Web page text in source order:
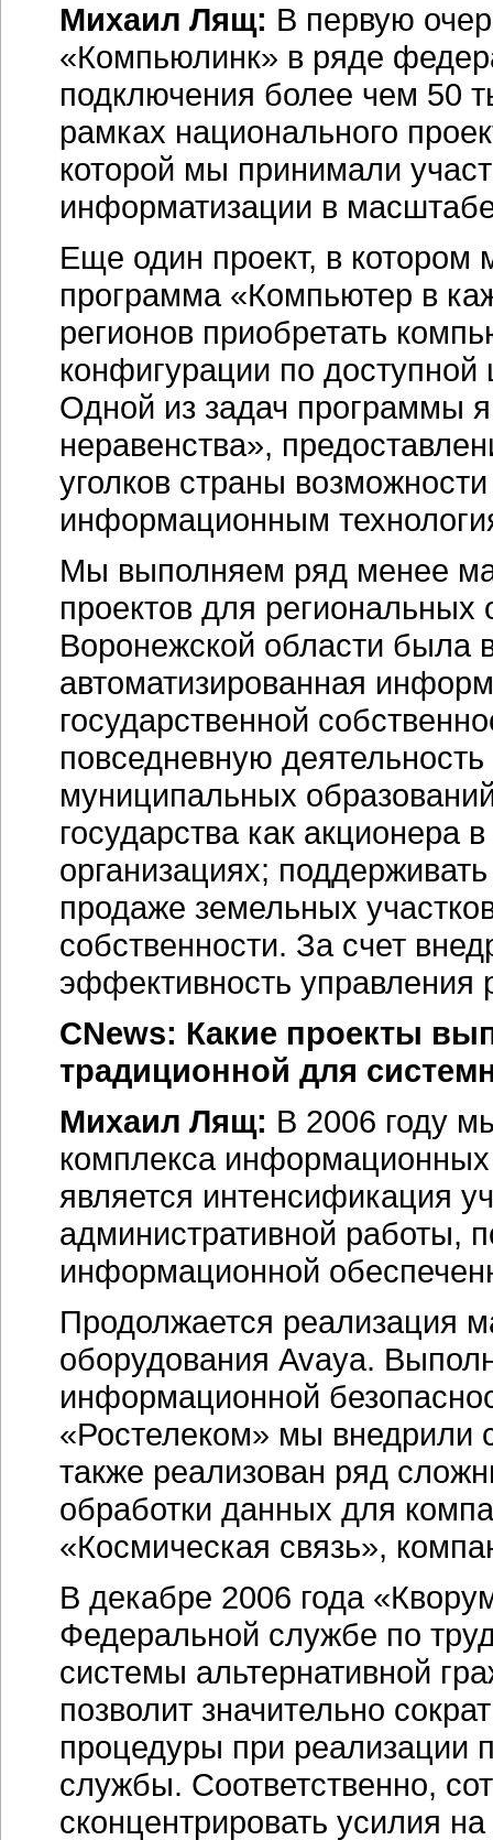
Михаил Лящ: В первую
«Компьюлинк» в ряде
подключения более чем 50
рамках национального
которой мы принимали
информатизации в
Еще один проект, в
программа «Компьютер в
регионов приобретать
конфигурации по
Одной из задач программы
неравенства»,
уголков страны
информационным
Мы выполняем ряд менее
проектов для
Воронежской области была
автоматизированная
государственной
повседневную
муниципальных
государства как акционера
организациях;
продаже земельных
собственности. За счет
эффективность управления
CNews: Какие проекты
традиционной для
Михаил Лящ: В 2006 году
комплекса
является интенсификация
административной работы,
информационной
Продолжается реализация
оборудования Avaya.
информационной
«Ростелеком» мы внедрили
также реализован ряд
обработки данных для
«Космическая связь»,
В декабре 2006 года
Федеральной службе по
системы альтернативной
позволит значительно
процедуры при реализации
службы. Соответственно,
сконцентрировать усилия